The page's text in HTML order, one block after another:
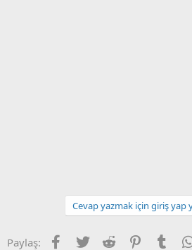
Cevap yazmak için giriş yap
Paylaş: Facebook
Twitter Reddit Pinterest